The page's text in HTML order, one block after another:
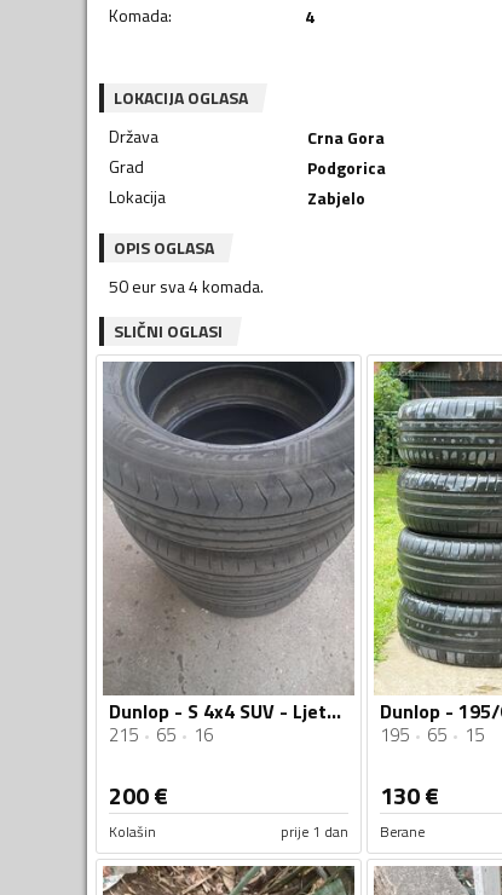
Komada: 4
LOKACIJA OGLASA
Država
Crna Gora
Grad
Podgorica
Lokacija
Zabjelo
OPIS OGLASA
50 eur sva 4 komada.
SLIČNI OGLASI
Dunlop - S 4x4 SUV - Ljetnja guma
215 65 16
200€
Kolašin prije 1 dan
195 65 15
130€
Berane